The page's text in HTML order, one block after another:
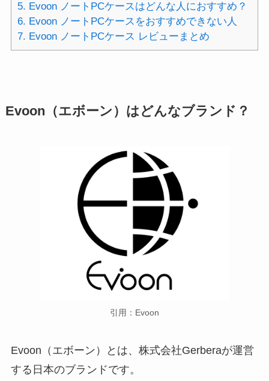
5. Evoon ノートPCケースはどんな人におすすめ？
6. Evoon ノートPCケースをおすすめできない人
7. Evoon ノートPCケース レビューまとめ
Evoon（エボーン）はどんなブランド？
引用：Evoon
Evoon（エボーン）とは、株式会社Gerberaが運営
する日本のブランドです。